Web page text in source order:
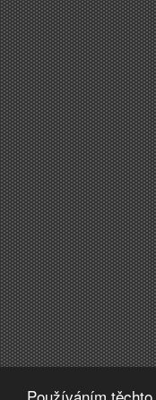
Používáním